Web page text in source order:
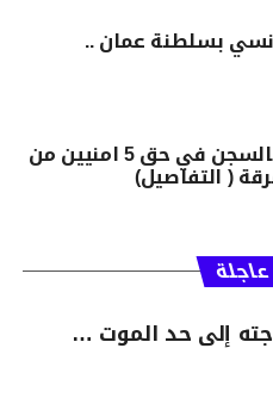
بسلطنة عمان ..
ابطاقة ايداع بالسجن في حق 5 امنيين من
( التفاصيل)
عاجلة
إلى حد الموت …